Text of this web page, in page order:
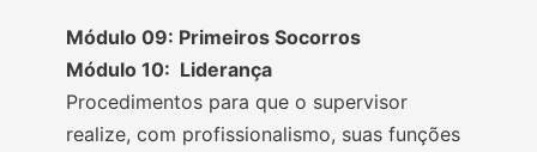
Módulo 09: Primeiros Socorros
Módulo 10: Liderança
Procedimentos para que o supervisor
realize, com profissionalismo, suas funções